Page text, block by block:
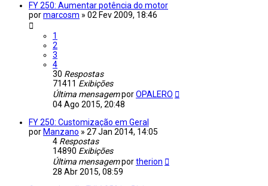
FY 250: Aumentar potência do motor
pormarcosm » 02 Fev 2009, 18:46
1
2
3
4
30 Respostas
71411 Exibições
Última mensagemporOPALERO
04 Ago 2015, 20:48
FY 250: Customização em Geral
por Manzano » 27 Jan 2014, 14:05
4 Respostas
14890 Exibições
Última mensagemportherion
28 Abr 2015, 08:59